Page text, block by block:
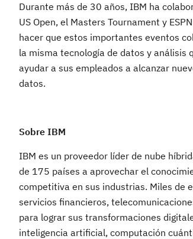
Durante más de 30 años, IBM ha
US Open, el Masters Tournament y
hacer que estos importantes eventos
la misma tecnología de datos y análisis
ayudar a sus empleados a alcanzar
datos.
Sobre IBM
IBM es un proveedor líder de nube
de 175 países a aprovechar el
competitiva en sus industrias. Miles de
servicios financieros,
para lograr sus transformaciones
inteligencia artificial, computación